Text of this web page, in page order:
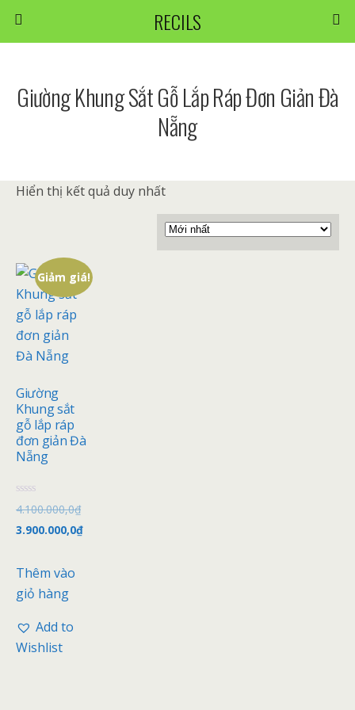
RECILS
Giường Khung Sắt Gỗ Lắp Ráp Đơn Giản Đà
Nẵng
Hiển thị kết quả duy nhất
Giảm giá!
Giường
Khung sắt
gỗ lắp ráp
đơn giản Đà
Nẵng
Đ
ư
ợ
c
p
h
n
5
a
4.100.000,0₫
3.900.000,0₫
Thêm vào
giỏ hàng
Add to
Wishlist